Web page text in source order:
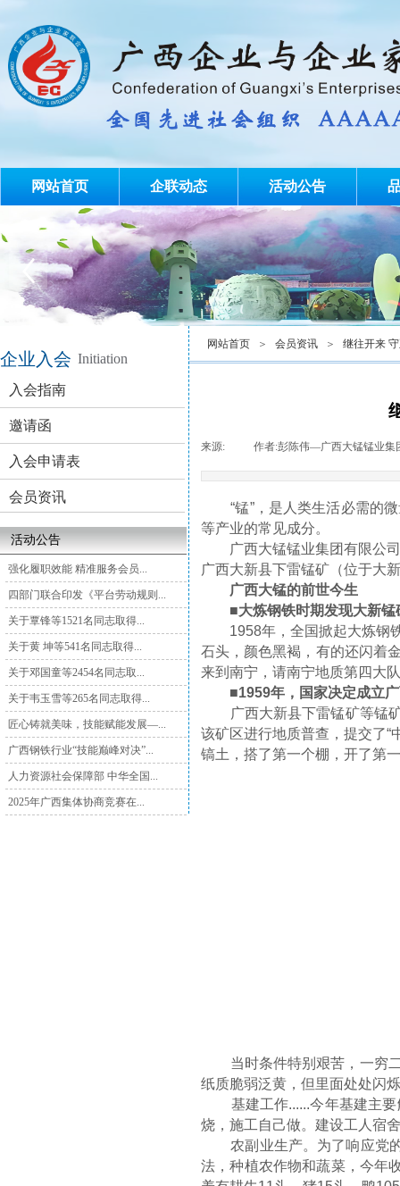
网站首页 企联动态 活动公告
网站首页 ＞ 会员资讯 ＞ 继往开来
企业入会 Initiation
入会指南
邀请函
入会申请表
会员资讯
来源: 作者:彭陈伟—广西大锰锰业集
“锰”，是人类生活必需的微
等产业的常见成分。
广西大锰锰业集团有限公司
广西大新县下雷锰矿（位于大
广西大锰的前世今生
■大炼钢铁时期发现大新锰
1958年，全国掀起大炼钢铁
石头，颜色黑褐，有的还闪着
来到南宁，请南宁地质第四大
■1959年，国家决定成立广
广西大新县下雷锰矿等锰矿
该矿区进行地质普查，提交了
镐土，搭了第一个棚，开了第
当时条件特别艰苦，一穷二
纸质脆弱泛黄，但里面处处闪
基建工作......今年基建主要
烧，施工自己做。建设工人宿
农副业生产。为了响应党的“
法，种植农作物和蔬菜，今年
活动公告
强化履职效能 精准服务会员...
四部门联合印发《平台劳动规则...
关于覃锋等1521名同志取得...
关于黄 坤等541名同志取得...
关于邓国童等2454名同志取...
关于韦玉雪等265名同志取得...
匠心铸就美味，技能赋能发展—...
广西钢铁行业“技能巅峰对决”...
人力资源社会保障部 中华全国...
2025年广西集体协商竞赛在...